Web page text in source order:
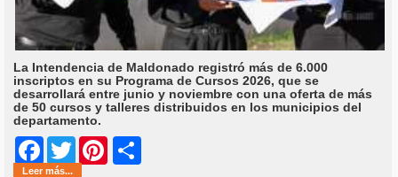
La Intendencia de Maldonado registró más de 6.000
inscriptos en su Programa de Cursos 2026, que se
desarrollará entre junio y noviembre con una oferta de más
de 50 cursos y talleres distribuidos en los municipios del
departamento.
Facebook
Twitter Pinterest
Leer más...